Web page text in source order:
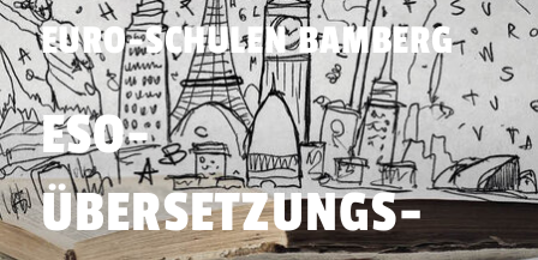
EURO-SCHULEN BAMBERG
ESO-
ÜBERSETZUNGS-